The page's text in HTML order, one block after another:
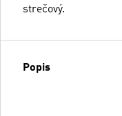
strečový.
Popis